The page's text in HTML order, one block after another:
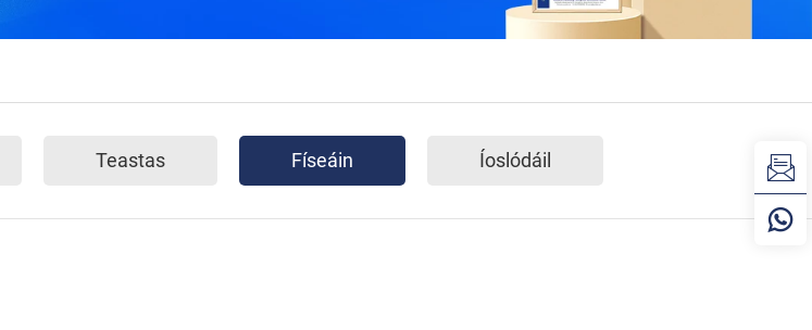
Teastas Físeáin Íoslódáil